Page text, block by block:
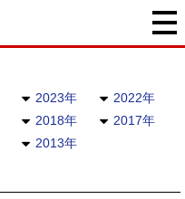
2023年
2022年
2018年
2017年
2013年